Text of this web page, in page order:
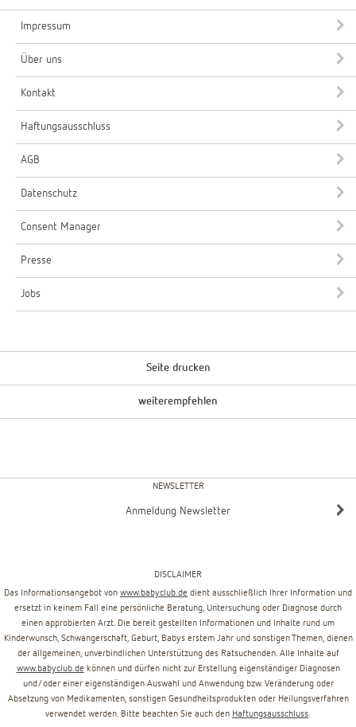
Impressum
Über uns
Kontakt
Haftungsausschluss
AGB
Datenschutz
Consent Manager
Presse
Jobs
Seite drucken
weiterempfehlen
NEWSLETTER
Anmeldung Newsletter
DISCLAIMER
Das Informationsangebot von www.babyclub.de dient ausschließlich Ihrer Information und
ersetzt in keinem Fall eine persönliche Beratung, Untersuchung oder Diagnose durch
einen approbierten Arzt. Die bereit gestellten Informationen und Inhalte rund um
Kinderwunsch, Schwangerschaft, Geburt, Babys erstem Jahr und sonstigen Themen, dienen
der allgemeinen, unverbindlichen Unterstützung des Ratsuchenden. Alle Inhalte auf
www.babyclub.de können und dürfen nicht zur Erstellung eigenständiger Diagnosen
und/oder einer eigenständigen Auswahl und Anwendung bzw. Veränderung oder
Absetzung von Medikamenten, sonstigen Gesundheitsprodukten oder Heilungsverfahren
verwendet werden. Bitte beachten Sie auch den Haftungsausschluss.